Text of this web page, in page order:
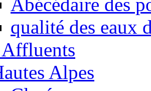
Abécédaire des
qualité des eaux
Affluents
Alpes